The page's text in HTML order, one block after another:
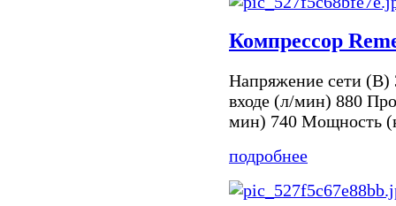
Компрессор
Напряжение сети (В)
входе (л/мин) 880
мин) 740 Мощность
подробнее